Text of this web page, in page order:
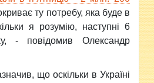
ту потребу, яка буде в
я розумію, наступні 6
- повідомив Олександр
що оскільки в Україні